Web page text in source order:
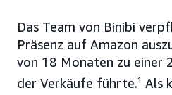
Das Team von Binibi
Präsenz auf Amazon
von 18 Monaten zu einer
der Verkäufe führte.1 Als